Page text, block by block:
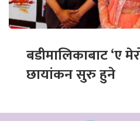
बडीमालिकाबाट ‘ए
छायांकन सुरु हुने